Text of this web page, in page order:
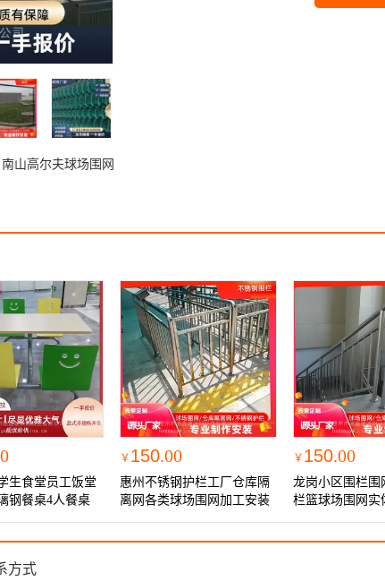
南山高尔夫球场围网
生食堂员工饭堂
钢餐桌4人餐桌
￥ 150.00
惠州不锈钢护栏工厂仓库隔
离网各类球场围网加工安装
￥ 150.00
龙岗小区围栏围
栏篮球场围网实
方式